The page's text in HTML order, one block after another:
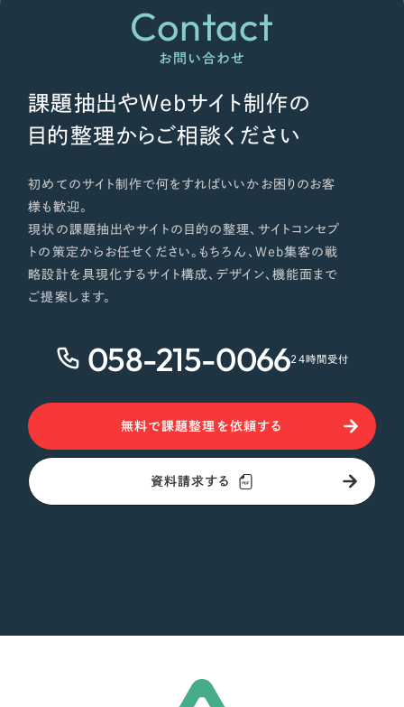
Contact
お問い合わせ
課題抽出やWebサイト制作の
目的整理からご相談ください
初めてのサイト制作で何をすればいいかお困りのお客
様も歓迎。
現状の課題抽出やサイトの目的の整理、サイトコンセプ
トの策定からお任せください。もちろん、Web集客の戦
略設計を具現化するサイト構成、デザイン、機能面まで
ご提案します。
058-215-006624時間受付
無料で課題整理を依頼する
資料請求する